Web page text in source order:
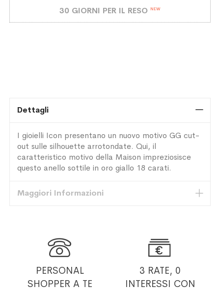
30 GIORNI PER IL RESO NEW
Dettagli
I gioielli Icon presentano un nuovo motivo GG cut-
out sulle silhouette arrotondate. Qui, il
caratteristico motivo della Maison impreziosisce
questo anello sottile in oro giallo 18 carati.
Maggiori Informazioni

PERSONAL
SHOPPER A TE

3 RATE, 0
INTERESSI CON